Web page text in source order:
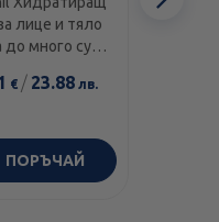
лице и тяло
до много суха
100г
€ / 23.88лв.
ПОРЪЧАЙ